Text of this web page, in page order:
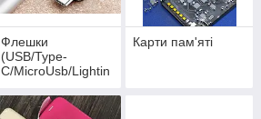
Флешки
(USB/Type-
C/MicroUsb/Lightin
Карти пам'яті